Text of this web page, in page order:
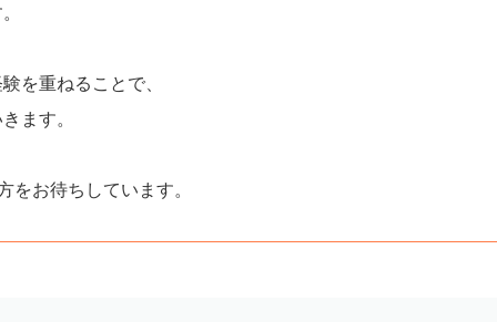
を重ねることで、
ます。
をお待ちしています。